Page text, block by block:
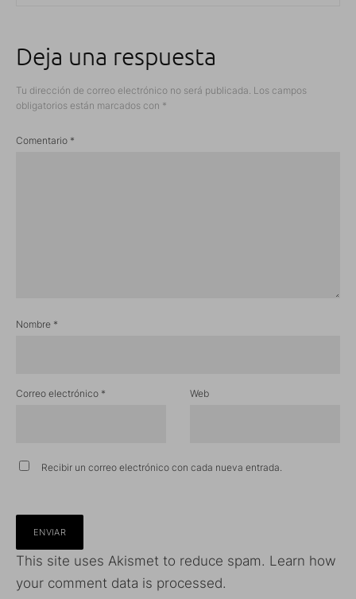
Deja una respuesta
Tu dirección de correo electrónico no será publicada. Los campos
obligatorios están marcados con *
Comentario *
Nombre *
Correo electrónico * Web
Recibir un correo electrónico con cada nueva entrada.
This site uses Akismet to reduce spam. Learn how
your comment data is processed.